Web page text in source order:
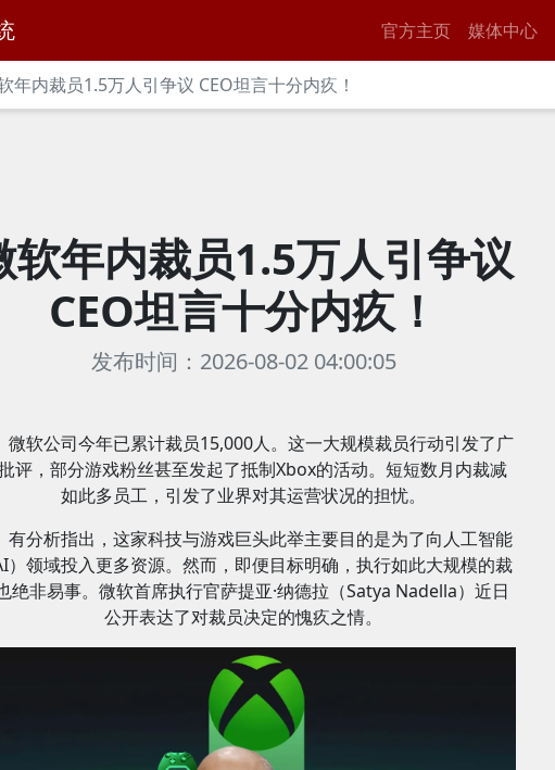
官方主页 媒体中心
年内裁员1.5万人引争议 CEO坦言十分内疚！
软年内裁员1.5万人引争议
CEO坦言十分内疚！
发布时间：2026-08-02 04:00:05
微软公司今年已累计裁员15,000人。这一大规模裁员行动引发了广
评，部分游戏粉丝甚至发起了抵制Xbox的活动。短短数月内裁减
如此多员工，引发了业界对其运营状况的担忧。
有分析指出，这家科技与游戏巨头此举主要目的是为了向人工智能
）领域投入更多资源。然而，即便目标明确，执行如此大规模的裁
绝非易事。微软首席执行官萨提亚·纳德拉（Satya Nadella）近日
公开表达了对裁员决定的愧疚之情。